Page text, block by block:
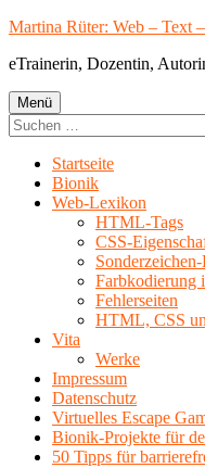
Springe
Inhalt
Martina Rüter: Web – Text
eTrainerin, Dozentin,
Primäres
Menü
Menü
Suchen
nach:
Startseite
Bionik
Web-Lexikon
HTML-Tags
CSS-
Farbkodierung
Fehlerseiten
HTML, CSS
Vita
Werke
Impressum
Datenschutz
Virtuelles Escape
Bionik-Projekte für
50 Tipps für